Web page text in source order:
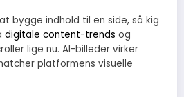
bygge indhold til en side, så kig
digitale content-trends og
lige nu. AI-billeder virker
platformens visuelle